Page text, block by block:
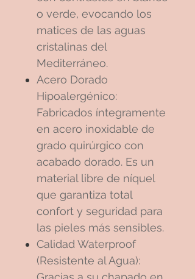
o verde, evocando los
matices de las aguas
cristalinas del
Mediterráneo.
Acero Dorado
Hipoalergénico:
Fabricados íntegramente
en acero inoxidable de
grado quirúrgico con
acabado dorado. Es un
material libre de níquel
que garantiza total
confort y seguridad para
las pieles más sensibles.
Calidad Waterproof
(Resistente al Agua):